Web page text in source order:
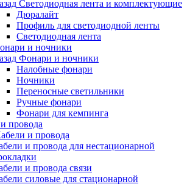
Светодиодная лента и комплектующие
Дюралайт
Профиль для светодиодной ленты
Светодиодная лента
и ночники
Фонари и ночники
Налобные фонари
Ночники
Переносные светильники
Ручные фонари
Фонари для кемпинга
провода
и провода
и провода для нестационарной
и провода связи
силовые для стационарной